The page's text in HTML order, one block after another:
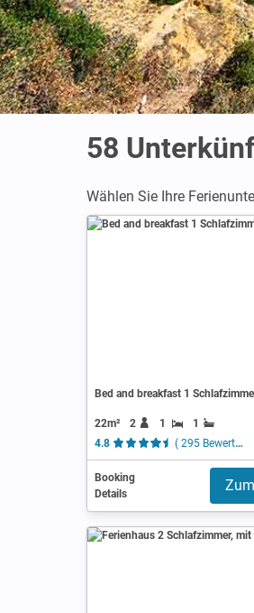
58
Wählen Sie Ihre
Bed and breakfast 1
22m² 2 1
1
4.8
( 295 Bewertungen )
Booking
Details